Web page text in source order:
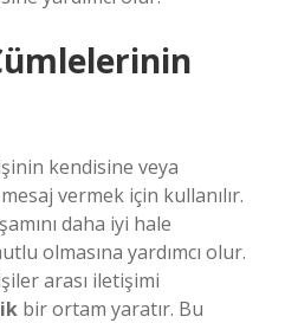
kendisine veya
vermek için kullanılır.
daha iyi hale
olmasına yardımcı olur.
arası iletişimi
bir ortam yaratır. Bu